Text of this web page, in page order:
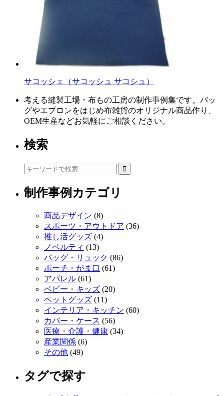
サコッシェ（サコッシュ サコシュ）
考える縫製工場・布もの工房の制作事例集です。バッ
グやエプロンをはじめ布雑貨のオリジナル商品作り、
OEM生産などお気軽にご相談ください。
検索
制作事例カテゴリ
商品デザイン (8)
スポーツ・アウトドア (36)
推し活グッズ (4)
ノベルティ (13)
バッグ・リュック (86)
ポーチ・がま口 (61)
アパレル (61)
ベビー・キッズ (20)
ペットグッズ (11)
インテリア・キッチン (60)
カバー・ケース (56)
医療・介護・健康 (34)
産業関係 (6)
その他 (49)
タグで探す